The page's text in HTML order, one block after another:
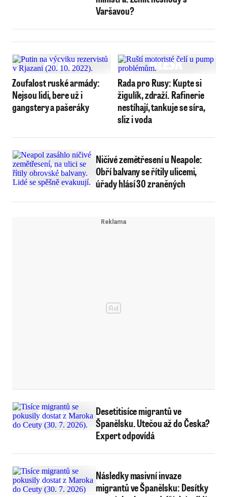
Varšavou?
Zoufalost ruské armády:
Nejsou lidi, bere už i
gangstery a pašeráky
Rada pro Rusy: Kupte si
žigulík, zdraží. Rafinerie
nestíhají, tankuje se síra,
sliz i voda
Ničivé zemětřesení u Neapole:
Obří balvany se řítily ulicemi,
úřady hlásí 30 zraněných
Desetitisíce migrantů ve
Španělsku. Utečou až do Česka?
Expert odpovídá
Následky masivní invaze
migrantů ve Španělsku: Desítky